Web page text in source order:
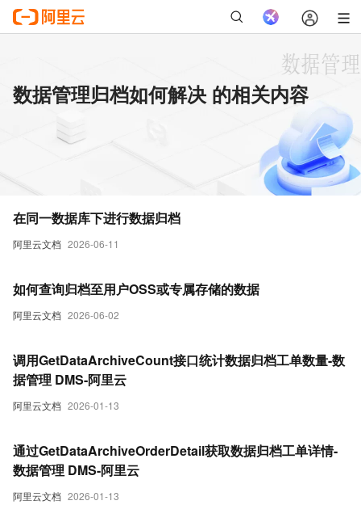
数据管理归档如何解决 的相关内容
阿里云文档 2026-06-11
在同一数据库下进行数据归档
阿里云文档 2026-06-02
如何查询归档至用户OSS或专属存储的数据
阿里云文档 2026-01-13
调用GetDataArchiveCount接口统计数据归档工单数量-数
据管理 DMS-阿里云
阿里云文档 2026-01-13
通过GetDataArchiveOrderDetail获取数据归档工单详情-
数据管理 DMS-阿里云